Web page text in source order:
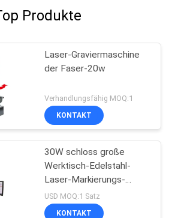
Produkte
Laser-Graviermaschine
der Faser-20w
Verhandlungsfähig MOQ:1
KONTAKT
30W schloss große
Werktisch-Edelstahl-
Laser-Markierungs-
Maschine für Metalle ein
USD MOQ:1 Satz
KONTAKT